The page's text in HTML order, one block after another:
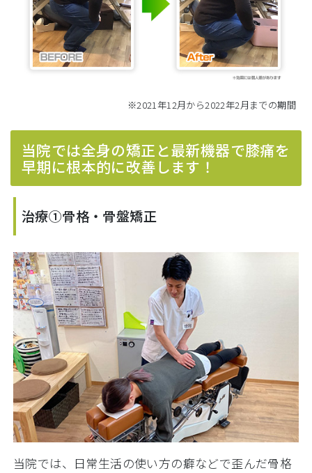
※2021年12月から2022年2月までの期間
当院では全身の矯正と最新機器で膝痛を
早期に根本的に改善します！
治療①骨格・骨盤矯正
当院では、日常生活の使い方の癖などで歪んだ骨格